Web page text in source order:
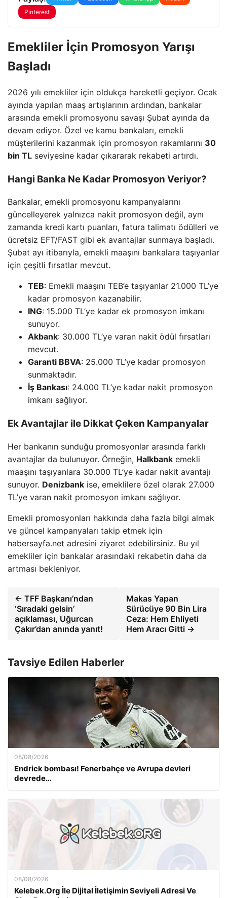
Pinterest
Emekliler İçin Promosyon Yarışı
Başladı
2026 yılı emekliler için oldukça hareketli geçiyor. Ocak
ayında yapılan maaş artışlarının ardından, bankalar
arasında emekli promosyonu savaşı Şubat ayında da
devam ediyor. Özel ve kamu bankaları, emekli
müşterilerini kazanmak için promosyon rakamlarını 30
bin TL seviyesine kadar çıkararak rekabeti artırdı.
Hangi Banka Ne Kadar Promosyon Veriyor?
Bankalar, emekli promosyonu kampanyalarını
güncelleyerek yalnızca nakit promosyon değil, aynı
zamanda kredi kartı puanları, fatura talimatı ödülleri ve
ücretsiz EFT/FAST gibi ek avantajlar sunmaya başladı.
Şubat ayı itibarıyla, emekli maaşını bankalara taşıyanlar
için çeşitli fırsatlar mevcut.
TEB: Emekli maaşını TEB’e taşıyanlar 21.000 TL’ye
kadar promosyon kazanabilir.
ING: 15.000 TL’ye kadar ek promosyon imkanı
sunuyor.
Akbank: 30.000 TL’ye varan nakit ödül fırsatları
mevcut.
Garanti BBVA: 25.000 TL’ye kadar promosyon
sunmaktadır.
İş Bankası: 24.000 TL’ye kadar nakit promosyon
imkanı sağlıyor.
Ek Avantajlar ile Dikkat Çeken Kampanyalar
Her bankanın sunduğu promosyonlar arasında farklı
avantajlar da bulunuyor. Örneğin, Halkbank emekli
maaşını taşıyanlara 30.000 TL’ye kadar nakit avantajı
sunuyor. Denizbank ise, emeklilere özel olarak 27.000
TL’ye varan nakit promosyon imkanı sağlıyor.
Emekli promosyonları hakkında daha fazla bilgi almak
ve güncel kampanyaları takip etmek için
habersayfa.net adresini ziyaret edebilirsiniz. Bu yıl
emekliler için bankalar arasındaki rekabetin daha da
artması bekleniyor.
← TFF Başkanı’ndan
‘Sıradaki gelsin’
açıklaması, Uğurcan
Çakır’dan anında yanıt!
Makas Yapan
Sürücüye 90 Bin Lira
Ceza: Hem Ehliyeti
Hem Aracı Gitti →
Tavsiye Edilen Haberler
08/08/2026
Endrick bombası! Fenerbahçe ve Avrupa devleri
devrede…
08/08/2026
Kelebek.Org İle Dijital İletişimin Seviyeli Adresi Ve